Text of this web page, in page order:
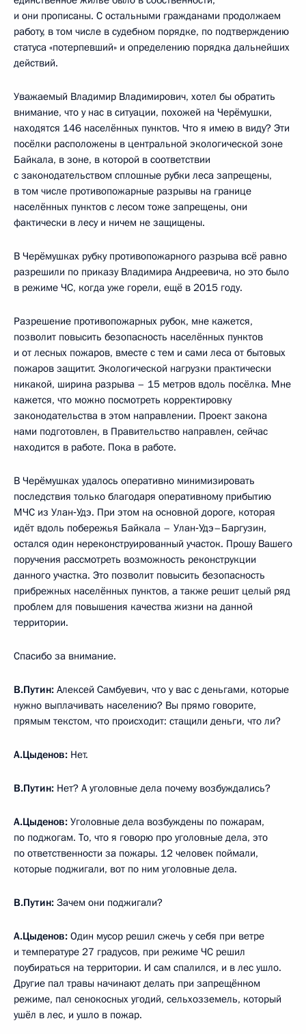
и они прописаны. С остальными гражданами продолжаем
работу, в том числе в судебном порядке, по подтверждению
статуса «потерпевший» и определению порядка дальнейших
действий.
Уважаемый Владимир Владимирович, хотел бы обратить
внимание, что у нас в ситуации, похожей на Черёмушки,
находятся 146 населённых пунктов. Что я имею в виду? Эти
посёлки расположены в центральной экологической зоне
Байкала, в зоне, в которой в соответствии
с законодательством сплошные рубки леса запрещены,
в том числе противопожарные разрывы на границе
населённых пунктов с лесом тоже запрещены, они
фактически в лесу и ничем не защищены.
В Черёмушках рубку противопожарного разрыва всё равно
разрешили по приказу Владимира Андреевича, но это было
в режиме ЧС, когда уже горели, ещё в 2015 году.
Разрешение противопожарных рубок, мне кажется,
позволит повысить безопасность населённых пунктов
и от лесных пожаров, вместе с тем и сами леса от бытовых
пожаров защитит. Экологической нагрузки практически
никакой, ширина разрыва – 15 метров вдоль посёлка. Мне
кажется, что можно посмотреть корректировку
законодательства в этом направлении. Проект закона
нами подготовлен, в Правительство направлен, сейчас
находится в работе. Пока в работе.
В Черёмушках удалось оперативно минимизировать
последствия только благодаря оперативному прибытию
МЧС из Улан‑Удэ. При этом на основной дороге, которая
идёт вдоль побережья Байкала – Улан‑Удэ–Баргузин,
остался один нереконструированный участок. Прошу Вашего
поручения рассмотреть возможность реконструкции
данного участка. Это позволит повысить безопасность
прибрежных населённых пунктов, а также решит целый ряд
проблем для повышения качества жизни на данной
территории.
Спасибо за внимание.
В.Путин: Алексей Самбуевич, что у вас с деньгами, которые
нужно выплачивать населению? Вы прямо говорите,
прямым текстом, что происходит: стащили деньги, что ли?
А.Цыденов: Нет.
В.Путин: Нет? А уголовные дела почему возбуждались?
А.Цыденов: Уголовные дела возбуждены по пожарам,
по поджогам. То, что я говорю про уголовные дела, это
по ответственности за пожары. 12 человек поймали,
которые поджигали, вот по ним уголовные дела.
В.Путин: Зачем они поджигали?
А.Цыденов: Один мусор решил сжечь у себя при ветре
и температуре 27 градусов, при режиме ЧС решил
поубираться на территории. И сам спалился, и в лес ушло.
Другие пал травы начинают делать при запрещённом
режиме, пал сенокосных угодий, сельхозземель, который
ушёл в лес, и ушло в пожар.